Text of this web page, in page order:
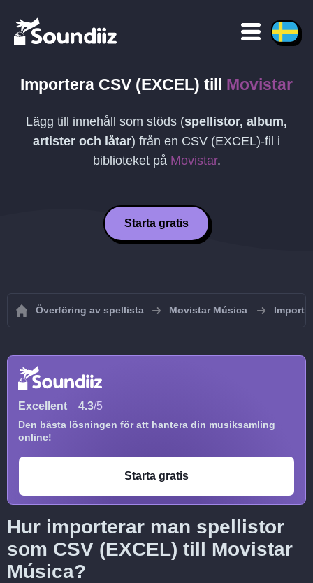
Importera CSV (EXCEL) till Movistar
Lägg till innehåll som stöds (spellistor, album,
artister och låtar) från en CSV (EXCEL)-fil i
biblioteket på Movistar.
Starta gratis
Överföring av spellista Movistar Música
Excellent 4.3/5
Den bästa lösningen för att hantera din musiksamling
online!
Starta gratis
Hur importerar man spellistor
som CSV (EXCEL) till Movistar
Música?